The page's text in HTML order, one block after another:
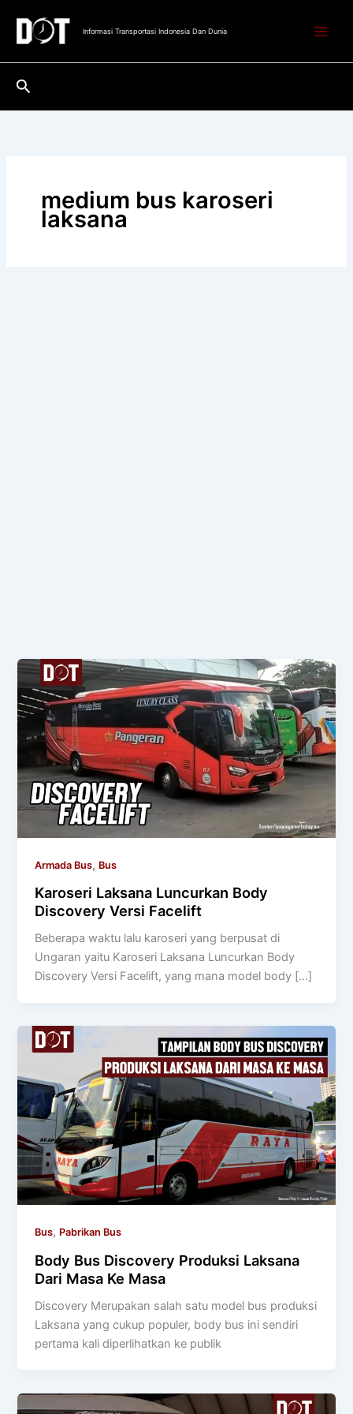
konten
Informasi Transportasi Indonesia Dan Dunia
Cari
medium bus karoseri
laksana
Armada Bus, Bus
Karoseri Laksana Luncurkan Body
Discovery Versi Facelift
Beberapa waktu lalu karoseri yang berpusat di
Ungaran yaitu Karoseri Laksana Luncurkan Body
Discovery Versi Facelift, yang mana model body […]
Bus, Pabrikan Bus
Body Bus Discovery Produksi Laksana
Dari Masa Ke Masa
Discovery Merupakan salah satu model bus produksi
Laksana yang cukup populer, body bus ini sendiri
pertama kali diperlihatkan ke publik